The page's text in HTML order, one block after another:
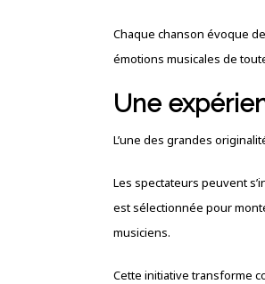
Chaque chanson évoque
émotions musicales de
Une
L’une des grandes
Les spectateurs peuvent
est sélectionnée pour
musiciens.
Cette initiative transforme